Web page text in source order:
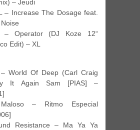
– Jeudi
– Increase The Dosage feat.
– Operator (DJ Koze 12“
Edit) – XL
World Of Deep (Carl Craig
It Again Sam [PIAS] –
– Ritmo Especial
Resistance – Ma Ya Ya